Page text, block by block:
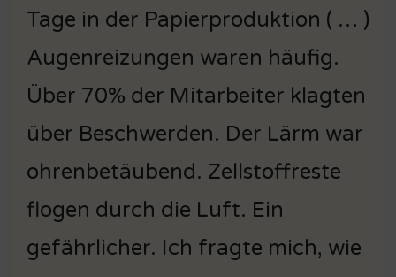
Tage in der Papierproduktion ( … )
Augenreizungen waren häufig.
Über 70% der Mitarbeiter klagten
über Beschwerden. Der Lärm war
ohrenbetäubend. Zellstoffreste
flogen durch die Luft. Ein
gefährlicher. Ich fragte mich, wie